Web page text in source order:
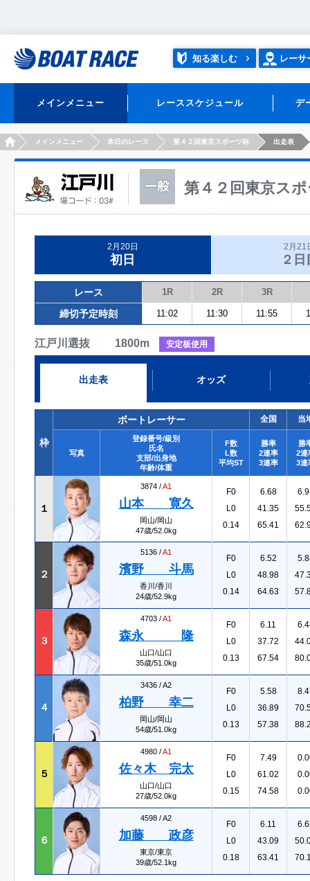
知る楽しむ レーサ
メインメニュー レーススケジュール デ
HOMEメインメニュー 本日のレース 第４２回東京スポーツ杯 出走表
第４２回東京ス
2月20日
初日
2月21
２日
レース 1R 2R 3R
締切予定時刻 11:02 11:30 11:55
江戸川選抜 1800m 安定板使用
出走表 オッズ
枠
ボートレーサー 全国 当
写真
登録番号/級別
氏名
支部/出身地
年齢/体重
F数
L数
平均ST
勝率
2連率
3連率
勝
2連
3連
１
3874 /A1
山本 寛久
岡山/岡山
47歳/52.0kg
F0
L0
0.14
6.68
41.35
65.41
２
5136 /A1
濱野 斗馬
香川/香川
24歳/52.9kg
F0
L0
0.14
6.52
48.98
64.63
３
4703 /A1
森永 隆
山口/山口
35歳/51.0kg
F0
L0
0.13
6.11
37.72
67.54
４
3436 /A2
柏野 幸二
岡山/岡山
54歳/51.0kg
F0
L0
0.13
5.58
36.89
57.38
５
4980 /A1
佐々木 完太
山口/山口
27歳/52.0kg
F0
L0
0.15
7.49
61.02
74.58
６
4598 /A2
加藤 政彦
東京/東京
39歳/52.1kg
F0
L0
0.18
6.11
43.09
63.41